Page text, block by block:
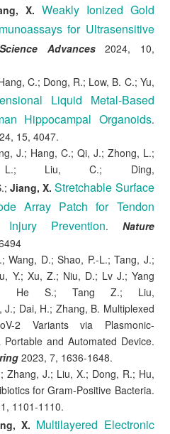
X. Weakly Ionized Gold
for Ultrasensitive
Science Advances2024, 10,
C.; Dong, R.; Low, B. C.; Yu,
Liquid Metal-Based
Hippocampal Organoids.
15, 4047.
J.; Hang, C.; Qi, J.; Zhong, L.;
Liu, C.; Ding,
Jiang, X. Stretchable Surface
Array Patch for Tendon
Prevention. Nature
Wang, D.; Shao, P.-L.; Tang, J.;
Y.; Xu, Z.; Niu, D.; Lv J.; Yang
He S.; Tang Z.; Liu,
J.; Dai, H.; Zhang, B. Multiplexed
2 Variants via Plasmonic-
and Automated Device.
2023, 7, 1636-1648.
Zhang, J.; Liu, X.; Dong, R.; Hu,
for Gram-Positive Bacteria.
1101-1110.
X. Multilayered Electronic